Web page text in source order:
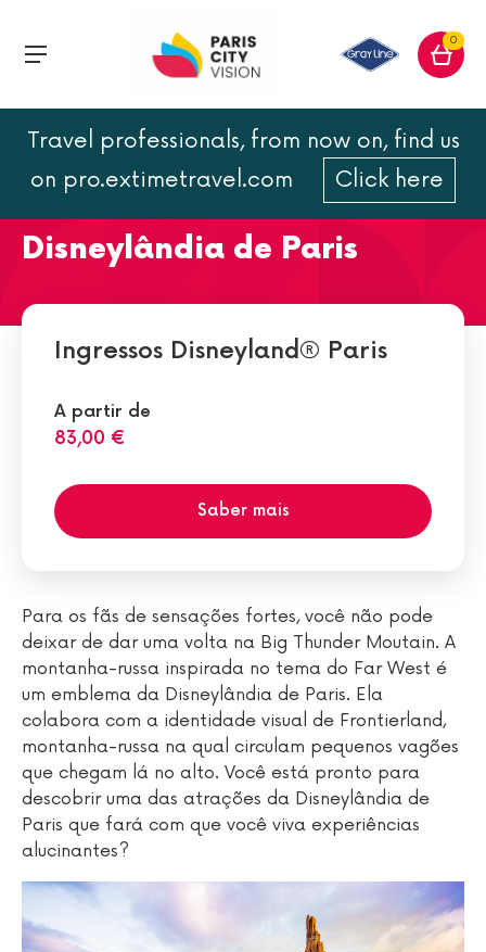
0
Travel professionals, from now on, find us
on pro.extimetravel.com
Click here
Big Thunder Moutain :
montanhas-russas da
Disneylândia de Paris
Ingressos Disneyland® Paris
A partir de
83,00 €
Saber mais
Para os fãs de sensações fortes, você não pode
deixar de dar uma volta na Big Thunder Moutain. A
montanha-russa inspirada no tema do Far West é
um emblema da Disneylândia de Paris. Ela
colabora com a identidade visual de Frontierland,
montanha-russa na qual circulam pequenos vagões
que chegam lá no alto. Você está pronto para
descobrir uma das atrações da Disneylândia de
Paris que fará com que você viva experiências
alucinantes?